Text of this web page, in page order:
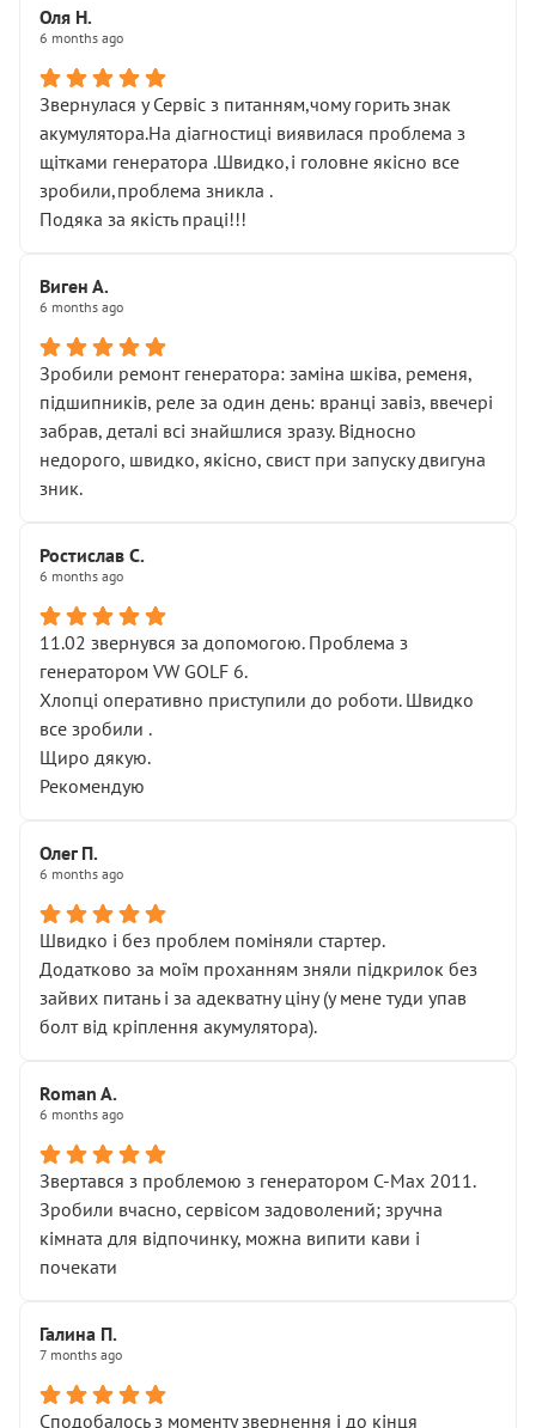
Оля Н.
6 months ago
Звернулася у Сервіс з питанням,чому горить знак
акумулятора.На діагностиці виявилася проблема з
щітками генератора .Швидко,і головне якісно все
зробили,проблема зникла .
Подяка за якість праці!!!
Виген А.
6 months ago
Зробили ремонт генератора: заміна шківа, ременя,
підшипників, реле за один день: вранці завіз, ввечері
забрав, деталі всі знайшлися зразу. Відносно
недорого, швидко, якісно, свист при запуску двигуна
зник.
Ростислав С.
6 months ago
11.02 звернувся за допомогою. Проблема з
генератором VW GOLF 6.
Хлопці оперативно приступили до роботи. Швидко
все зробили .
Щиро дякую.
Рекомендую
Олег П.
6 months ago
Швидко і без проблем поміняли стартер.
Додатково за моїм проханням зняли підкрилок без
зайвих питань і за адекватну ціну (у мене туди упав
болт від кріплення акумулятора).
Roman A.
6 months ago
Звертався з проблемою з генератором C-Max 2011.
Зробили вчасно, сервісом задоволений; зручна
кімната для відпочинку, можна випити кави і
почекати
Галина П.
7 months ago
Сподобалось з моменту звернення і до кінця